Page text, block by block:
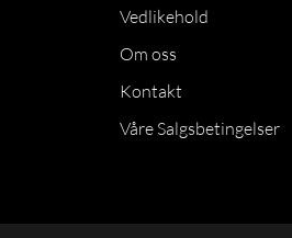
Vedlikehold
Om oss
Kontakt
Våre Salgsbetingelser